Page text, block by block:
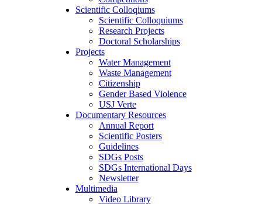
Scientific Colloqiums
Scientific Colloquiums
Research Projects
Doctoral Scholarships
Projects
Water Management
Waste Management
Citizenship
Gender Based Violence
USJ Verte
Documentary Resources
Annual Report
Scientific Posters
Guidelines
SDGs Posts
SDGs International Days
Newsletter
Multimedia
Video Library